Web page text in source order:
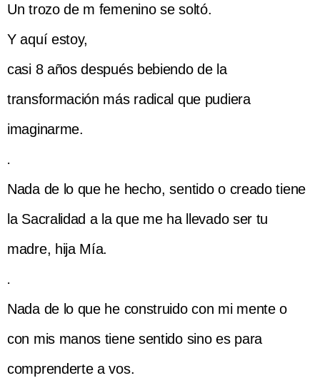
Un trozo de m femenino se soltó.
Y aquí estoy,
casi 8 años después bebiendo de la
transformación más radical que pudiera
imaginarme.
.
Nada de lo que he hecho, sentido o creado tiene
la Sacralidad a la que me ha llevado ser tu
madre, hija Mía.
.
Nada de lo que he construido con mi mente o
con mis manos tiene sentido sino es para
comprenderte a vos.